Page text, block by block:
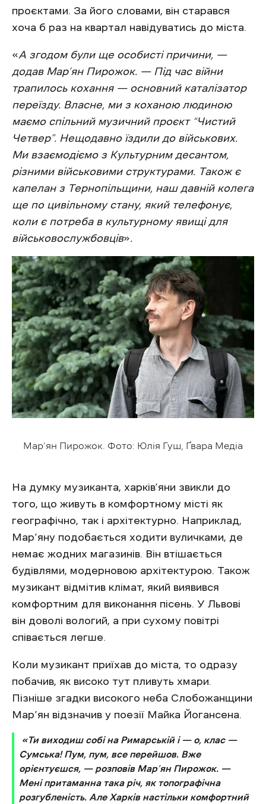
проєктами. За його словами, він старався
хоча б раз на квартал навідуватись до міста.
«А згодом були ще особисті причини, —
додав Мар’ян Пирожок. — Під час війни
трапилось кохання — основний каталізатор
переїзду. Власне, ми з коханою людиною
маємо спільний музичний проєкт “Чистий
Четвер”. Нещодавно їздили до військових.
Ми взаємодіємо з Культурним десантом,
різними військовими структурами. Також є
капелан з Тернопільщини, наш давній колега
ще по цивільному стану, який телефонує,
коли є потреба в культурному явищі для
військовослужбовців».
Мар’ян Пирожок. Фото: Юлія Гуш, Ґвара Медіа
На думку музиканта, харків’яни звикли до
того, що живуть в комфортному місті як
географічно, так і архітектурно. Наприклад,
Мар’яну подобається ходити вуличками, де
немає жодних магазинів. Він втішається
будівлями, модерновою архітектурою. Також
музикант відмітив клімат, який виявився
комфортним для виконання пісень. У Львові
він доволі вологий, а при сухому повітрі
співається легше.
Коли музикант приїхав до міста, то одразу
побачив, як високо тут пливуть хмари.
Пізніше згадки високого неба Слобожанщини
Мар’ян відзначив у поезії Майка Йогансена.
«Ти виходиш собі на Римарській і — о, клас —
Сумська! Пум, пум, все перейшов. Вже
орієнтуєшся, — розповів Мар’ян Пирожок. —
Мені притаманна така річ, як топографічна
розгубленість. Але Харків настільки комфортний